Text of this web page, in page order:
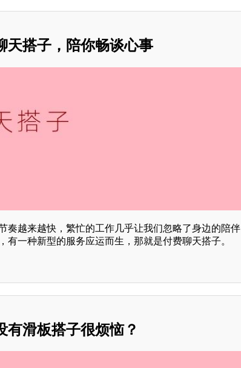
天搭子，陪你畅谈心事
奏越来越快，繁忙的工作几乎让我们忽略了身边的陪伴
有一种新型的服务应运而生，那就是付费聊天搭子。
有滑板搭子很烦恼？